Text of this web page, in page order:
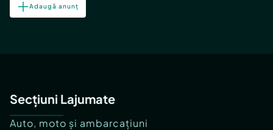
Adaugă anunț
Secțiuni Lajumate
Auto, moto și ambarcațiuni